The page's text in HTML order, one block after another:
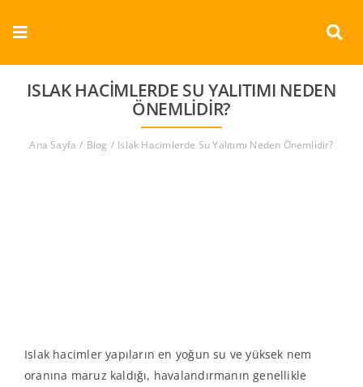
Toggle
Navigation
Kurumsal
Türkçe
ISLAK HACIMLERDE SU YALITIMI NEDEN
ÖNEMLIDIR?
Ana Sayfa Blog Islak Hacimlerde Su Yalıtımı Neden Önemlidir?
Islak hacimler yapıların en yoğun su ve yüksek nem
oranına maruz kaldığı, havalandırmanın genellikle